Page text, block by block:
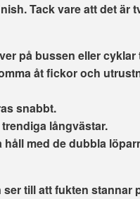
Tack vare att det är
på bussen eller cyklar
åt fickor och
snabbt.
långvästar.
med de dubbla
till att fukten stannar